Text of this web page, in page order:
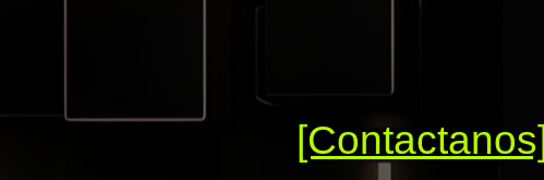
[Contactanos]